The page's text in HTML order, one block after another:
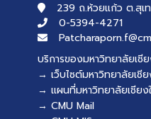
239 ถ.ห้วยแก้ว ต.สุเ
0-5394-4271
บริการของมหาวิทยาลัยเชี
→ เว็บไซต์มหาวิทยาลัยเชี
→ แผนที่มหาวิทยาลัยเชียง
→ CMU Mail